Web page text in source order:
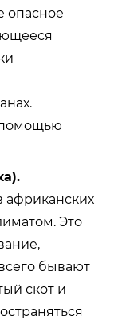
опасное
африканских
Это
бывают
скот и